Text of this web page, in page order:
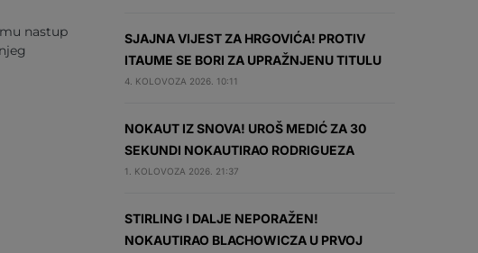
mu nastup
SJAJNA VIJEST ZA HRGOVIĆA! PROTIV
ITAUME SE BORI ZA UPRAŽNJENU TITULU
4. KOLOVOZA 2026. 10:11
NOKAUT IZ SNOVA! UROŠ MEDIĆ ZA 30
SEKUNDI NOKAUTIRAO RODRIGUEZA
1. KOLOVOZA 2026. 21:37
STIRLING I DALJE NEPORAŽEN!
NOKAUTIRAO BLACHOWICZA U PRVOJ